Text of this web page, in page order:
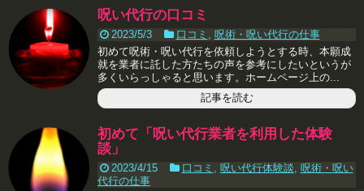
呪い代行の口コミ
2023/5/3 口コミ , 呪術・呪い代行の仕事
初めて呪術・呪い代行を依頼しようとする時、本願成
就を業者に託した方たちの声を参考にしたいというが
多くいらっしゃると思います。ホームページ上の...
記事を読む
初めて「呪い代行業者を利用した体験
談」
2023/4/15 口コミ , 呪い代行体験談, 呪術・呪い
代行の仕事